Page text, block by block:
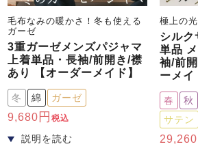
春 夏 秋
すべてのキッ
ズ
パジャマ
ガールズ前開
ガール
り
毛布なみの暖かさ！冬も使える
ガーゼ
3重ガーゼメンズパジャマ
上着単品・長袖/前開き/襟
あり 【オーダーメイド】
冬 綿 ガーゼ
9,680 税込
極上の
シルク
単品
袖/前
ーメイ
春 秋
サテン
29,260